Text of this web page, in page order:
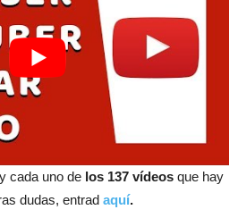
y cada uno de los 137 vídeos que hay
dudas, entrad aquí.